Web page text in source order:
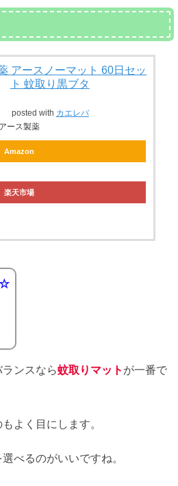
アースノーマット 60日セッ
ト 蚊取り黒ブタ
posted with カエレバ
アース製薬
Amazon
楽天市場
ンスなら蚊取りマット が一番で
よく目にします。
べるのがいいですね。